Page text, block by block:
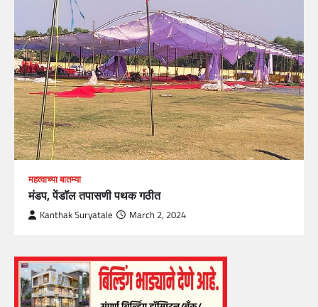
महत्वाच्या बातम्या
मंडप, पेंडॉल तपासणी पथक गठीत
Kanthak Suryatale March 2, 2024